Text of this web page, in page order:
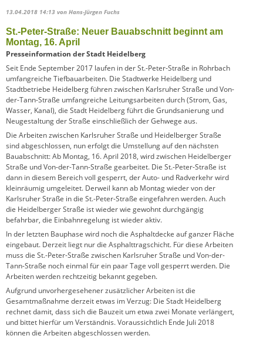
13.04.2018 14:13 von Hans-Jürgen Fuchs
St.-Peter-Straße: Neuer Bauabschnitt beginnt am
Montag, 16. April
Presseinformation der Stadt Heidelberg
Seit Ende September 2017 laufen in der St.-Peter-Straße in Rohrbach
umfangreiche Tiefbauarbeiten. Die Stadtwerke Heidelberg und
Stadtbetriebe Heidelberg führen zwischen Karlsruher Straße und Von-
der-Tann-Straße umfangreiche Leitungsarbeiten durch (Strom, Gas,
Wasser, Kanal), die Stadt Heidelberg führt die Grundsanierung und
Neugestaltung der Straße einschließlich der Gehwege aus.
Die Arbeiten zwischen Karlsruher Straße und Heidelberger Straße
sind abgeschlossen, nun erfolgt die Umstellung auf den nächsten
Bauabschnitt: Ab Montag, 16. April 2018, wird zwischen Heidelberger
Straße und Von-der-Tann-Straße gearbeitet. Die St.-Peter-Straße ist
dann in diesem Bereich voll gesperrt, der Auto- und Radverkehr wird
kleinräumig umgeleitet. Derweil kann ab Montag wieder von der
Karlsruher Straße in die St.-Peter-Straße eingefahren werden. Auch
die Heidelberger Straße ist wieder wie gewohnt durchgängig
befahrbar, die Einbahnregelung ist wieder aktiv.
In der letzten Bauphase wird noch die Asphaltdecke auf ganzer Fläche
eingebaut. Derzeit liegt nur die Asphalttragschicht. Für diese Arbeiten
muss die St.-Peter-Straße zwischen Karlsruher Straße und Von-der-
Tann-Straße noch einmal für ein paar Tage voll gesperrt werden. Die
Arbeiten werden rechtzeitig bekannt gegeben.
Aufgrund unvorhergesehener zusätzlicher Arbeiten ist die
Gesamtmaßnahme derzeit etwas im Verzug: Die Stadt Heidelberg
rechnet damit, dass sich die Bauzeit um etwa zwei Monate verlängert,
und bittet hierfür um Verständnis. Voraussichtlich Ende Juli 2018
können die Arbeiten abgeschlossen werden.